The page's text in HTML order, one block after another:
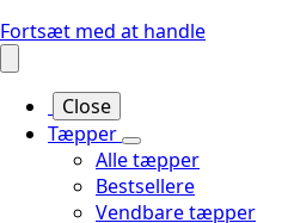
Fortsæt med at handle
Close
Tæpper
Alle tæpper
Bestsellere
Vendbare tæpper